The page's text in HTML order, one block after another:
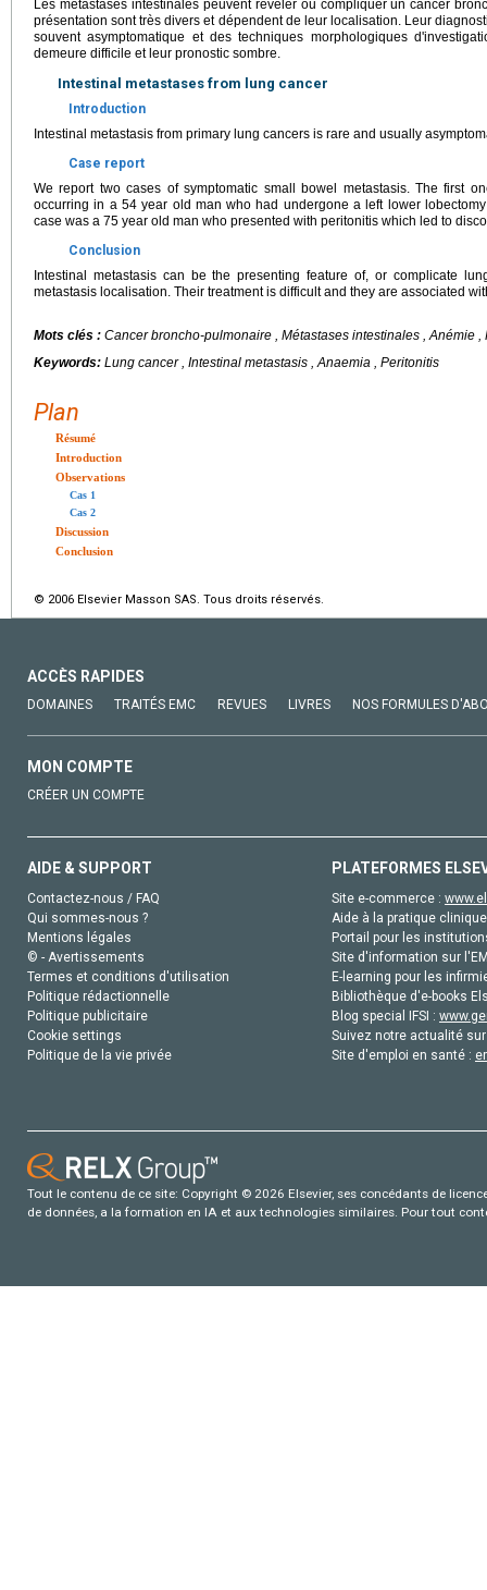
Les métastases intestinales peuvent révéler ou compliquer un cancer
présentation sont très divers et dépendent de leur localisation. Leur
souvent asymptomatique et des techniques morphologiques
demeure difficile et leur pronostic sombre.
Intestinal metastases from lung cancer
Introduction
Intestinal metastasis from primary lung cancers is rare and usually
Case report
We report two cases of symptomatic small bowel metastasis. The first
occurring in a 54 year old man who had undergone a left lower
case was a 75 year old man who presented with peritonitis which led to
Conclusion
Intestinal metastasis can be the presenting feature of, or complicate
metastasis localisation. Their treatment is difficult and they are associated
Mots clés : Cancer broncho-pulmonaire , Métastases intestinales , Anémie ,
Keywords: Lung cancer , Intestinal metastasis , Anaemia , Peritonitis
Plan
Résumé
Introduction
Observations
Cas 1
Cas 2
Discussion
Conclusion
© 2006 Elsevier Masson SAS. Tous droits réservés.
ACCÈS RAPIDES
DOMAINES TRAITÉS EMC REVUES LIVRES NOS FORMULES
MON COMPTE
CRÉER UN COMPTE
AIDE & SUPPORT
Contactez-nous / FAQ
Qui sommes-nous ?
Mentions légales
© - Avertissements
Termes et conditions d'utilisation
Politique rédactionnelle
Politique publicitaire
Cookie settings
Politique de la vie privée
PLATEFORMES
Site e-commerce :
Aide à la pratique
Portail pour les
Site d'information sur
E-learning pour les
Bibliothèque d'e-books
Blog special IFSI :
Suivez notre actualité
Site d'emploi en santé :
Tout le contenu de ce site: Copyright © 2026 Elsevier, ses concédants de
de données, a la formation en IA et aux technologies similaires. Pour tout